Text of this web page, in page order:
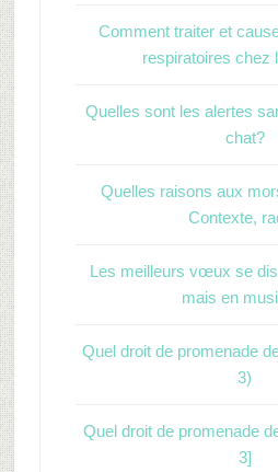
Comment traiter et
respiratoires chez
Quelles sont les alertes
chat?
Quelles raisons aux
Contexte,
Les meilleurs vœux se
mais en
Quel droit de promenade
3)
Quel droit de promenade
3]